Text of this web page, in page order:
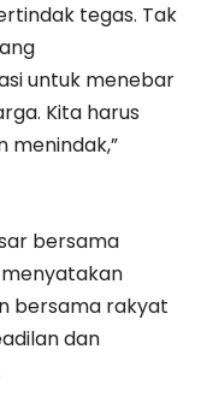
tegas. Tak
untuk menebar
Kita harus
menindak,”
bersama
bersama rakyat
dan